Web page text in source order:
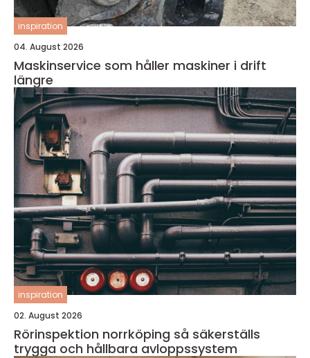
inspiration
04. August 2026
Maskinservice som håller maskiner i drift
längre
inspiration
02. August 2026
Rörinspektion norrköping så säkerställs
trygga och hållbara avloppssystem